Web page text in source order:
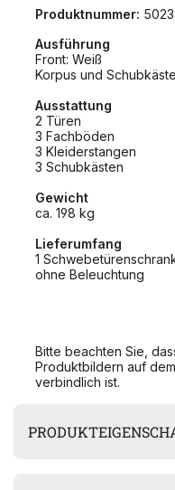
Produktnummer:
Ausführung
Front: Weiß
Korpus und
Ausstattung
2 Türen
3 Fachböden
3 Kleiderstangen
3 Schubkästen
Gewicht
ca. 198 kg
Lieferumfang
1
ohne Beleuchtung
Bitte beachten Sie,
Produktbildern auf
verbindlich ist.